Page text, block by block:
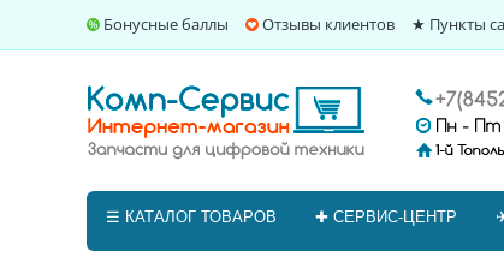
Бонусные баллы Отзывы клиентов ★ Пункты
☰ КАТАЛОГ ТОВАРОВ ✚ СЕРВИС-ЦЕНТР